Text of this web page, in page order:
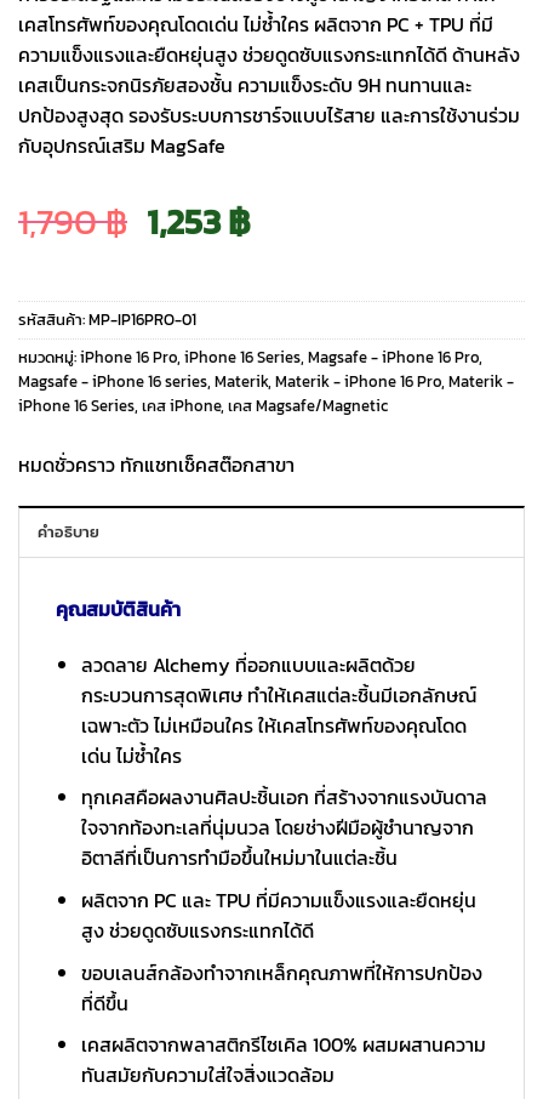
เคสโทรศัพท์ของคุณโดดเด่น ไม่ซ้ำใคร ผลิตจาก PC + TPU ที่มี
ความแข็งแรงและยืดหยุ่นสูง ช่วยดูดซับแรงกระแทกได้ดี ด้านหลัง
เคสเป็นกระจกนิรภัยสองชั้น ความแข็งระดับ 9H ทนทานและ
ปกป้องสูงสุด รองรับระบบการชาร์จแบบไร้สาย และการใช้งานร่วม
กับอุปกรณ์เสริม MagSafe
1,790฿ Original
price
was:
1,790 ฿.
1,253฿Current
price
is:
1,253 ฿.
รหัสสินค้า:MP-IP16PRO-01
หมวดหมู่:iPhone 16 Pro, iPhone 16 Series, Magsafe - iPhone 16 Pro,
Magsafe - iPhone 16 series, Materik, Materik - iPhone 16 Pro, Materik -
iPhone 16 Series, เคส iPhone, เคส Magsafe/Magnetic
หมดชั่วคราว ทักแชทเช็คสต๊อกสาขา
คำอธิบาย
คุณสมบัติสินค้า
ลวดลาย Alchemy ที่ออกแบบและผลิตด้วย
กระบวนการสุดพิเศษ ทำให้เคสแต่ละชิ้นมีเอกลักษณ์
เฉพาะตัว ไม่เหมือนใคร ให้เคสโทรศัพท์ของคุณโดด
เด่น ไม่ซ้ำใคร
ทุกเคสคือผลงานศิลปะชิ้นเอก ที่สร้างจากแรงบันดาล
ใจจากท้องทะเลที่นุ่มนวล โดยช่างฝีมือผู้ชำนาญจาก
อิตาลีที่เป็นการทำมือขึ้นใหม่มาในแต่ละชิ้น
ผลิตจาก PC และ TPU ที่มีความแข็งแรงและยืดหยุ่น
สูง ช่วยดูดซับแรงกระแทกได้ดี
ขอบเลนส์กล้องทำจากเหล็กคุณภาพที่ให้การปกป้อง
ที่ดีขึ้น
เคสผลิตจากพลาสติกรีไซเคิล 100% ผสมผสานความ
ทันสมัยกับความใส่ใจสิ่งแวดล้อม